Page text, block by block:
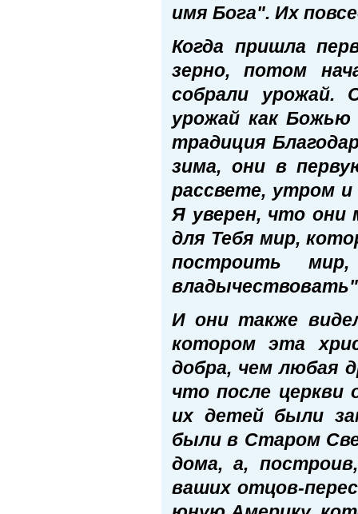
имя Бога". Их
Когда пришла
зерно, потом
собрали урожай.
урожай как Божью
традиция
зима, они в
рассвете, утром
Я уверен, что
для Тебя мир,
построить
И они также
котором эта
добра, чем любая
что после церкви
их детей были
были в Старом
дома, а,
ваших отцов-